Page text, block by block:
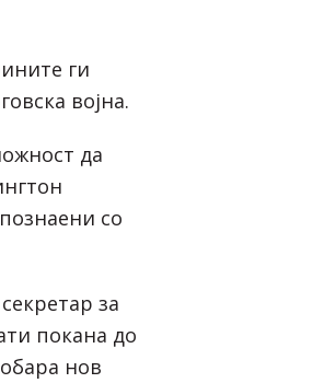
ги
војна.
да
со
за
покана до
нов